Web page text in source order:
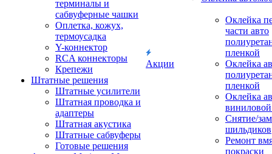
терминалы и
сабвуферные чашки
Оплетка, кожух,
термоусадка
Y-коннектор
RCA коннекторы
Крепежи
Штатные решения
Штатные усилители
Штатная проводка и
адаптеры
Штатная акустика
Штатные сабвуферы
Готовые решения
Акции
Оклейка
части авто
пленкой
Оклейка
пленкой
Оклейка
Снятие/
шильдиков
Ремонт
покраски